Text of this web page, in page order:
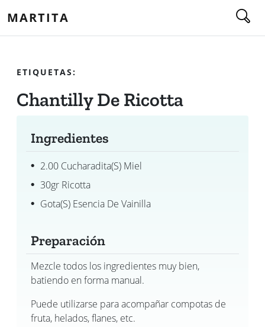
MARTITA
ETIQUETAS:
Chantilly De Ricotta
Ingredientes
2.00 Cucharadita(s) Miel
30gr Ricotta
Gota(s) Esencia De Vainilla
Preparación
Mezcle todos los ingredientes muy bien,
batiendo en forma manual.
Puede utilizarse para acompañar compotas de
fruta, helados, flanes, etc.